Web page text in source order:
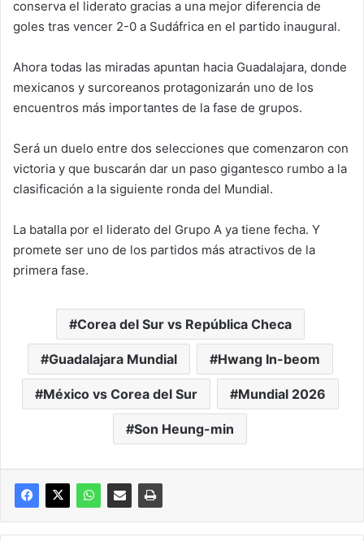
conserva el liderato gracias a una mejor diferencia de
goles tras vencer 2-0 a Sudáfrica en el partido inaugural.
Ahora todas las miradas apuntan hacia Guadalajara, donde
mexicanos y surcoreanos protagonizarán uno de los
encuentros más importantes de la fase de grupos.
Será un duelo entre dos selecciones que comenzaron con
victoria y que buscarán dar un paso gigantesco rumbo a la
clasificación a la siguiente ronda del Mundial.
La batalla por el liderato del Grupo A ya tiene fecha. Y
promete ser uno de los partidos más atractivos de la
primera fase.
Corea del Sur vs República Checa
Guadalajara Mundial Hwang In-beom
México vs Corea del Sur Mundial 2026
Son Heung-min